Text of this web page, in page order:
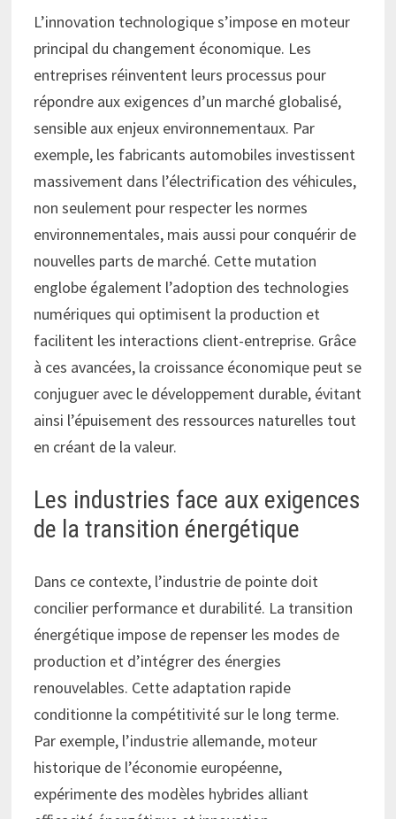
L’innovation technologique s’impose en moteur
principal du changement économique. Les
entreprises réinventent leurs processus pour
répondre aux exigences d’un marché globalisé,
sensible aux enjeux environnementaux. Par
exemple, les fabricants automobiles investissent
massivement dans l’électrification des véhicules,
non seulement pour respecter les normes
environnementales, mais aussi pour conquérir de
nouvelles parts de marché. Cette mutation
englobe également l’adoption des technologies
numériques qui optimisent la production et
facilitent les interactions client-entreprise. Grâce
à ces avancées, la croissance économique peut se
conjuguer avec le développement durable, évitant
ainsi l’épuisement des ressources naturelles tout
en créant de la valeur.
Les industries face aux exigences
de la transition énergétique
Dans ce contexte, l’industrie de pointe doit
concilier performance et durabilité. La transition
énergétique impose de repenser les modes de
production et d’intégrer des énergies
renouvelables. Cette adaptation rapide
conditionne la compétitivité sur le long terme.
Par exemple, l’industrie allemande, moteur
historique de l’économie européenne,
expérimente des modèles hybrides alliant